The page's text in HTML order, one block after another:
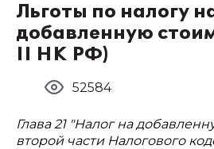
Льготы по налогу
добавленную
II НК РФ)
52584
Глава 21 "Налог на
второй части Налогового